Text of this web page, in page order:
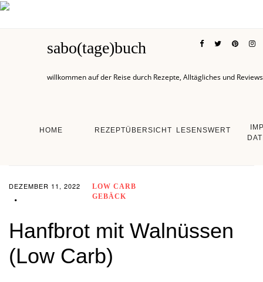
sabo(tage)buch
willkommen auf der Reise durch Rezepte, Alltägliches und Reviews
HOME REZEPTÜBERSICHT LESENSWERT
DEZEMBER 11, 2022
LOW CARB
GEBÄCK
Hanfbrot mit Walnüssen
(Low Carb)